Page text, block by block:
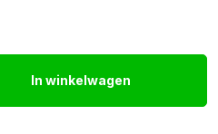
In winkelwagen